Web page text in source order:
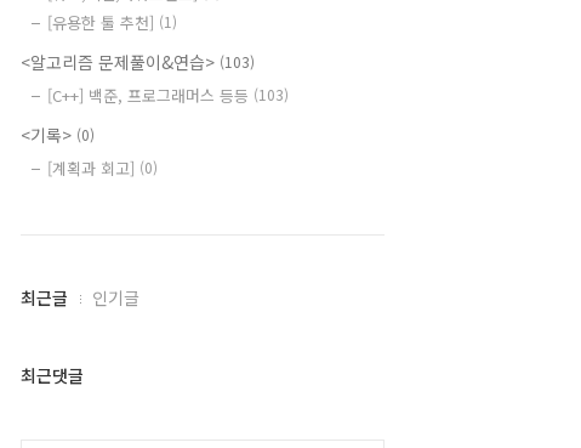
[유용한 툴 추천] (1)
<알고리즘 문제풀이&연습> (103)
[C++] 백준, 프로그래머스 등등 (103)
<기록> (0)
[계획과 회고] (0)
최
과
최근글 인기글
최근댓글